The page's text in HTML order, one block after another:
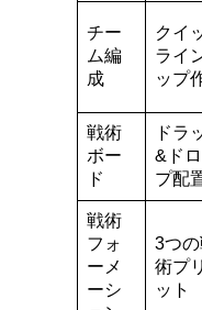
チー
ム編
成
クイ
ライ
ップ
戦術
ボー
ド
ドラ
&ド
プ配
戦術
フォ
ーメ
ーシ
3つ
術プ
ット